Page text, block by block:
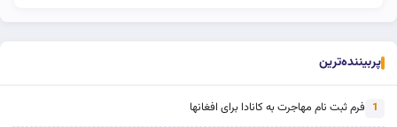
پربیننده‌ترین
1 فرم ثبت نام مهاجرت به کانادا برای افغانها